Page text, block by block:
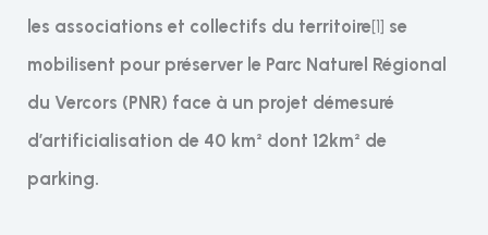
les associations et collectifs du territoire[1] se
mobilisent pour préserver le Parc Naturel Régional
du Vercors (PNR) face à un projet démesuré
d’artificialisation de 40 km² dont 12km² de
parking.